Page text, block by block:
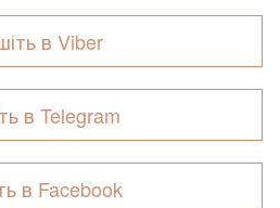
в Viber
в Telegram
в Facebook